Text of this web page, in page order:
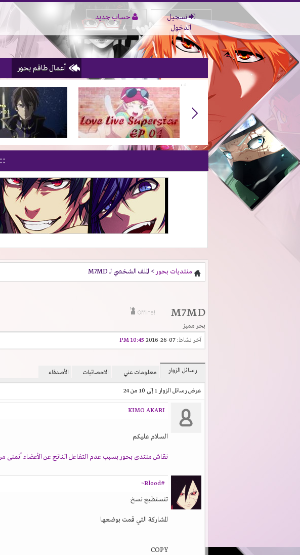
تسجيل
الدخول
حساب جديد
أعمال طاقم بحور
منتديات بحور > الملف الشخصي لـ M7MD
M7MD
بحر مميز
آخر نشاط:07-26-2016
10:45 PM
رسائل الزوار معلومات عني الاحصائيات الأصدقاء
عرض رسائل الزوار 1 إلى 10 من24
KIMO AKARI
السلام عليكم
نقاش منتدى بحور بسبب عدم التفاعل الناتج عن الأعضاء أتمنى من
#Blood~
تتستطيع نسخ
المشاركة التي قمت بوضعها
COPY